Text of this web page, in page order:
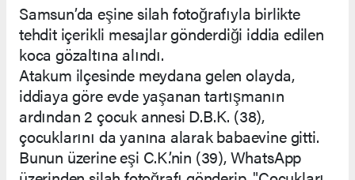
Samsun’da eşine silah fotoğrafıyla birlikte
tehdit içerikli mesajlar gönderdiği iddia edilen
koca gözaltına alındı.
Atakum ilçesinde meydana gelen olayda,
iddiaya göre evde yaşanan tartışmanın
ardından 2 çocuk annesi D.B.K. (38),
çocuklarını da yanına alarak babaevine gitti.
Bunun üzerine eşi C.K.’nin (39), WhatsApp